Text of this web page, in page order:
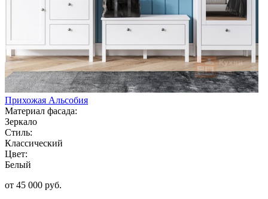
Прихожая Альсобия
Материал фасада:
Зеркало
Стиль:
Классический
Цвет:
Белый
от 45 000 руб.